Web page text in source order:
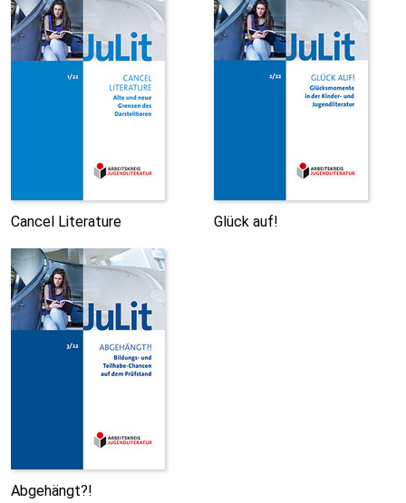
Cancel Literature Glück auf!
Abgehängt?!